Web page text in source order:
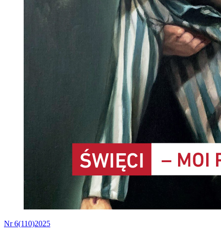
Nr 6(110)2025